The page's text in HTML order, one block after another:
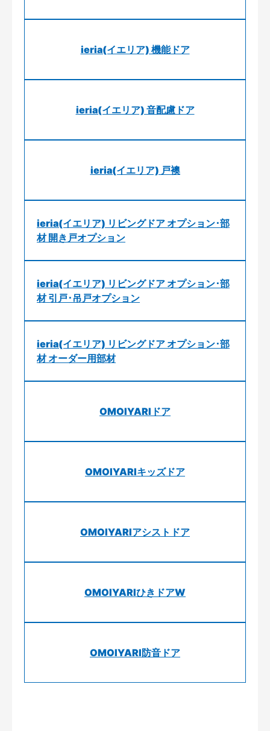
ieria(イエリア) 機能ドア
ieria(イエリア) 音配慮ドア
ieria(イエリア) 戸襖
ieria(イエリア) リビングドア オプション･部
材 開き戸オプション
ieria(イエリア) リビングドア オプション･部
材 引戸･吊戸オプション
ieria(イエリア) リビングドア オプション･部
材 オーダー用部材
OMOIYARIドア
OMOIYARIキッズドア
OMOIYARIアシストドア
OMOIYARIひきドアW
OMOIYARI防音ドア